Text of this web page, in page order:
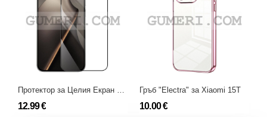
Протектор за Целия Екран Full Glue за Xiaomi 15T
12.99 €
Гръб "Electra" за Xiaomi 15T
10.00 €